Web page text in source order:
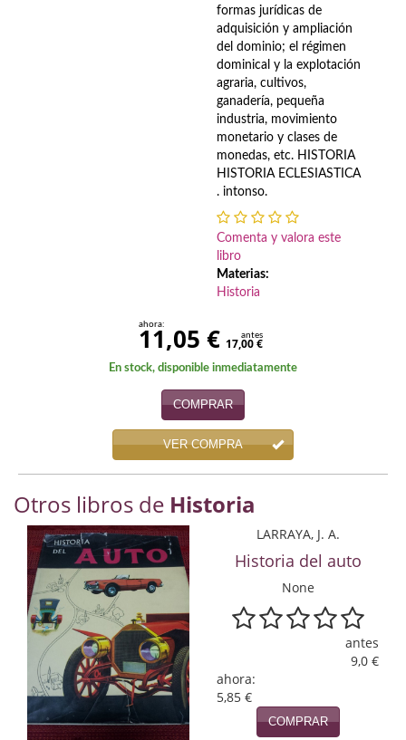
Infantil y juvenil. Nuevo!!!
Literatura hispanoamericana
Matemáticas
Medicina
Música
Naturaleza
Novela Extranjera
formas jurídicas de
adquisición y ampliación
del dominio; el régimen
dominical y la explotación
agraria, cultivos,
ganadería, pequeña
industria, movimiento
monetario y clases de
monedas, etc. HISTORIA
HISTORIA ECLESIASTICA
. intonso.
Comenta y valora este
libro
Materias:
Historia
ahora:
11,05 € antes
17,00 €
En stock, disponible inmediatamente
COMPRAR
VER COMPRA
Otros libros de Historia
LARRAYA, J. A.
Historia del auto
None
antes
9,0 €
ahora:
5,85 €
COMPRAR